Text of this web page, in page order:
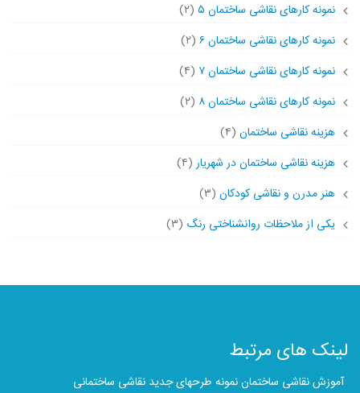
نمونه کارهای نقاشی ساختمان ۵
(۲)
نمونه کارهای نقاشی ساختمان ۶
(۲)
نمونه کارهای نقاشی ساختمان ۷
(۴)
نمونه کارهای نقاشی ساختمان ۸
(۲)
هزینه نقاشی ساختمان (۴)
هزینه نقاشی ساختمان در شهریار(۴)
هنر مدرن و نقاشی کودکان (۳)
یکی از ملاحظات روانشناختی رنگ (۳)
لینک های مرتبط
آموزش نقاشی ساختمان نمونه طرحهای جدید نقاشی ساختمانی